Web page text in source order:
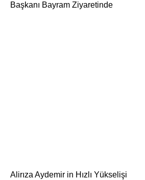
Başkanı Bayram Ziyaretinde
Alirıza Aydemir in Hızlı Yükselişi